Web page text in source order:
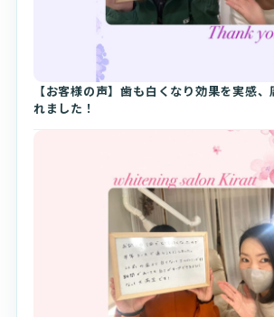
【お客様の声】歯も白くなり効果を実感
れました！